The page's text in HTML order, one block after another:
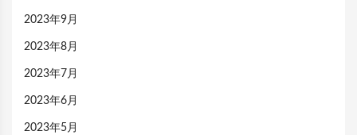
2023年9月
2023年8月
2023年7月
2023年6月
2023年5月